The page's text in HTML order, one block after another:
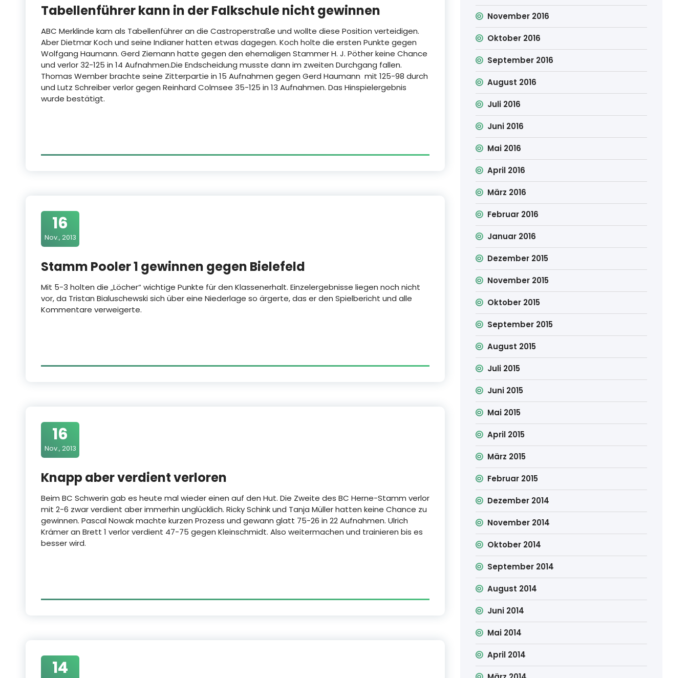
Tabellenführer kann in der Falkschule nicht gewinnen
ABC Merklinde kam als Tabellenführer an die Castroperstraße und wollte diese Position verteidigen.
Aber Dietmar Koch und seine Indianer hatten etwas dagegen. Koch holte die ersten Punkte gegen
Wolfgang Haumann. Gerd Ziemann hatte gegen den ehemaligen Stammer H. J. Pöther keine Chance
und verlor 32-125 in 14 Aufnahmen.Die Endscheidung musste dann im zweiten Durchgang fallen.
Thomas Wember brachte seine Zitterpartie in 15 Aufnahmen gegen Gerd Haumann mit 125-98 durch
und Lutz Schreiber verlor gegen Reinhard Colmsee 35-125 in 13 Aufnahmen. Das Hinspielergebnis
wurde bestätigt.
16
Nov., 2013
Stamm Pooler 1 gewinnen gegen Bielefeld
Mit 5-3 holten die „Löcher“ wichtige Punkte für den Klassenerhalt. Einzelergebnisse liegen noch nicht
vor, da Tristan Bialuschewski sich über eine Niederlage so ärgerte, das er den Spielbericht und alle
Kommentare verweigerte.
16
Nov., 2013
Knapp aber verdient verloren
Beim BC Schwerin gab es heute mal wieder einen auf den Hut. Die Zweite des BC Herne-Stamm verlor
mit 2-6 zwar verdient aber immerhin unglücklich. Ricky Schink und Tanja Müller hatten keine Chance zu
gewinnen. Pascal Nowak machte kurzen Prozess und gewann glatt 75-26 in 22 Aufnahmen. Ulrich
Krämer an Brett 1 verlor verdient 47-75 gegen Kleinschmidt. Also weitermachen und trainieren bis es
besser wird.
14
November 2016
Oktober 2016
September 2016
August 2016
Juli 2016
Juni 2016
Mai 2016
April 2016
März 2016
Februar 2016
Januar 2016
Dezember 2015
November 2015
Oktober 2015
September 2015
August 2015
Juli 2015
Juni 2015
Mai 2015
April 2015
März 2015
Februar 2015
Dezember 2014
November 2014
Oktober 2014
September 2014
August 2014
Juni 2014
Mai 2014
April 2014